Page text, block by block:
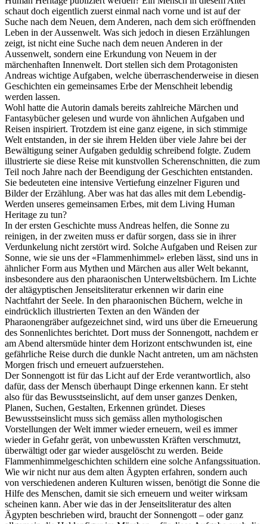
schaut doch eigentlich zuerst einmal nach vorne und ist auf der
Suche nach dem Neuen, dem Anderen, nach dem sich eröffnenden
Leben in der Aussenwelt. Was sich jedoch in diesen Erzählungen
zeigt, ist nicht eine Suche nach dem neuen Anderen in der
Aussenwelt, sondern eine Erkundung von Neuem in der
märchenhaften Innenwelt. Dort stellen sich dem Protagonisten
Andreas wichtige Aufgaben, welche überraschenderweise in diesen
Geschichten ein gemeinsames Erbe der Menschheit lebendig
werden lassen.
Wohl hatte die Autorin damals bereits zahlreiche Märchen und
Fantasybücher gelesen und wurde von ähnlichen Aufgaben und
Reisen inspiriert. Trotzdem ist eine ganz eigene, in sich stimmige
Welt entstanden, in der sie ihrem Helden über viele Jahre bei der
Bewältigung seiner Aufgaben geduldig schreibend folgte. Zudem
illustrierte sie diese Reise mit kunstvollen Scherenschnitten, die zum
Teil noch Jahre nach der Beendigung der Geschichten entstanden.
Sie bedeuteten eine intensive Vertiefung einzelner Figuren und
Bilder der Erzählung. Aber was hat das alles mit dem Lebendig-
Werden unseres gemeinsamen Erbes, mit dem Living Human
Heritage zu tun?
In der ersten Geschichte muss Andreas helfen, die Sonne zu
reinigen, in der zweiten muss er dafür sorgen, dass sie in ihrer
Verdunkelung nicht zerstört wird. Solche Aufgaben und Reisen zur
Sonne, wie sie uns der «Flammenhimmel» erleben lässt, sind uns in
ähnlicher Form aus Mythen und Märchen aus aller Welt bekannt,
insbesondere aus den pharaonischen Unterweltsbüchern. Im Lichte
der altägyptischen Jenseitsliteratur erkennen wir darin eine
Nachtfahrt der Seele. In den pharaonischen Büchern, welche in
eindrücklich illustrierten Texten an den Wänden der
Pharaonengräber aufgezeichnet sind, wird uns über die Erneuerung
des Sonnenlichtes berichtet. Dort muss der Sonnengott, nachdem er
am Abend altersmüde hinter dem Horizont entschwunden ist, eine
gefährliche Reise durch die dunkle Nacht antreten, um am nächsten
Morgen frisch und erneuert aufzuerstehen.
Der Sonnengott ist für das Licht auf der Erde verantwortlich, also
dafür, dass der Mensch überhaupt Dinge erkennen kann. Er steht
also für das Bewusstseinslicht, auf dem unser ganzes Denken,
Planen, Suchen, Gestalten, Erkennen gründet. Dieses
Bewusstseinslicht muss sich gemäss allen mythologischen
Vorstellungen der Welt immer wieder erneuern, weil es immer
wieder in Gefahr gerät, von unbewussten Kräften verschmutzt,
überwältigt oder gar wieder ausgelöscht zu werden. Beide
Flammenhimmelgeschichten schildern eine solche Anfangssituation.
Wie wir nicht nur aus dem alten Ägypten erfahren, sondern auch
von verschiedenen anderen Kulturen wissen, benötigt die Sonne die
Hilfe des Menschen, damit sie sich erneuern und weiter wirksam
scheinen kann. Aber wie das in der Jenseitsliteratur des alten
Ägypten beschrieben wird, braucht der Sonnengott – oder ganz